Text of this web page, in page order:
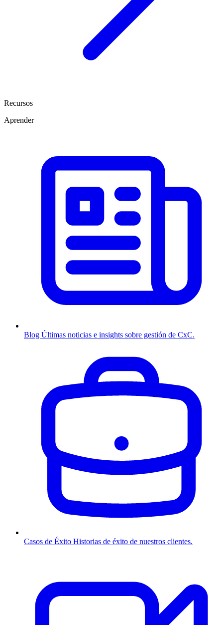
Recursos
Aprender
Blog Últimas noticias e insights sobre gestión de CxC.
Casos de Éxito Historias de éxito de nuestros clientes.